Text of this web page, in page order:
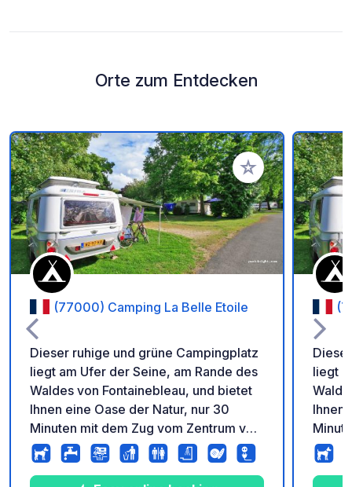
Orte zum Entdecken
Zu Ihren Favoriten
(77000) Camping La Belle Etoile
Dieser ruhige und grüne Campingplatz
liegt am Ufer der Seine, am Rande des
Waldes von Fontainebleau, und bietet
Ihnen eine Oase der Natur, nur 30
Minuten mit dem Zug vom Zentrum von
Paris entfernt (der Bahnhof ist 20
Gehminuten vom Campingplatz
liegt
Ihnen
Paris